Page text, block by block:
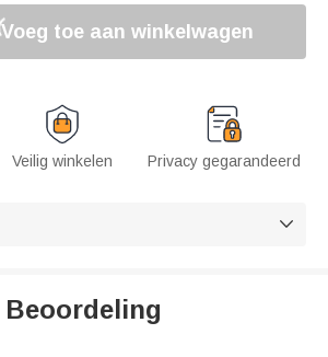
Voeg toe aan winkelwagen
Veilig winkelen Privacy gegarandeerd

Beoordeling